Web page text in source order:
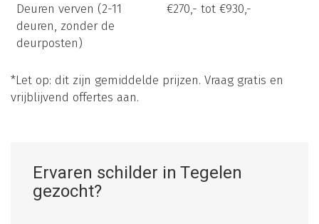
Deuren verven (2-11
deuren, zonder de
deurposten)
€270,- tot €930,-
*Let op: dit zijn gemiddelde prijzen. Vraag gratis en
vrijblijvend offertes aan.
Ervaren schilder in Tegelen
gezocht?